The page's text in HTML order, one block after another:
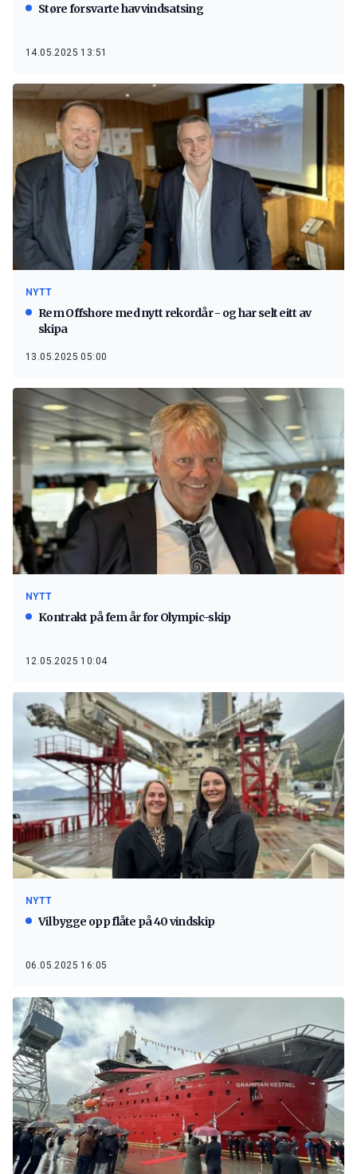
Støre forsvarte havvindsatsing
14.05.2025 13:51
NYTT
Rem Offshore med nytt rekordår - og har selt eitt av
skipa
13.05.2025 05:00
NYTT
Kontrakt på fem år for Olympic-skip
12.05.2025 10:04
NYTT
Vil bygge opp flåte på 40 vindskip
06.05.2025 16:05